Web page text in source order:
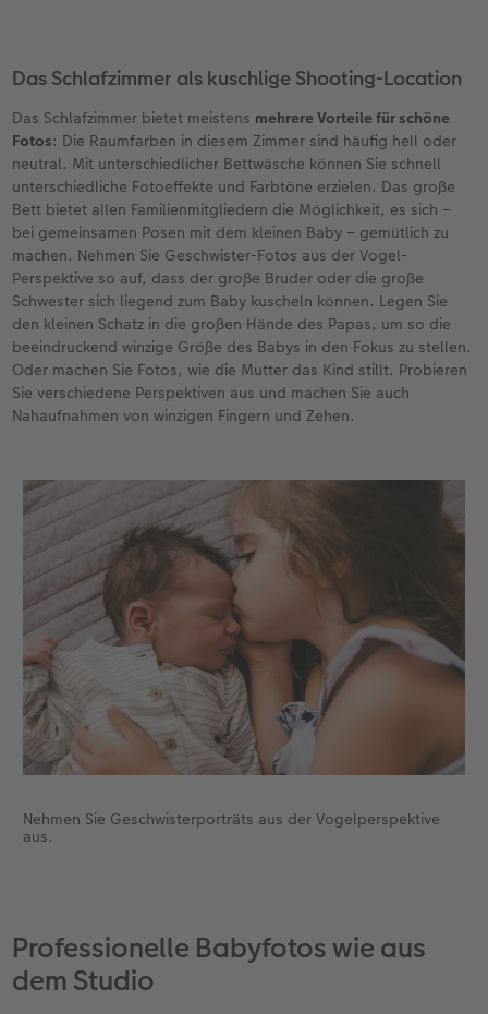
Das Schlafzimmer als kuschlige Shooting-Location
Das Schlafzimmer bietet meistens mehrere Vorteile für schöne
Fotos: Die Raumfarben in diesem Zimmer sind häufig hell oder
neutral. Mit unterschiedlicher Bettwäsche können Sie schnell
unterschiedliche Fotoeffekte und Farbtöne erzielen. Das große
Bett bietet allen Familienmitgliedern die Möglichkeit, es sich –
bei gemeinsamen Posen mit dem kleinen Baby – gemütlich zu
machen. Nehmen Sie Geschwister-Fotos aus der Vogel-
Perspektive so auf, dass der große Bruder oder die große
Schwester sich liegend zum Baby kuscheln können. Legen Sie
den kleinen Schatz in die großen Hände des Papas, um so die
beeindruckend winzige Größe des Babys in den Fokus zu stellen.
Oder machen Sie Fotos, wie die Mutter das Kind stillt. Probieren
Sie verschiedene Perspektiven aus und machen Sie auch
Nahaufnahmen von winzigen Fingern und Zehen.
Nehmen Sie Geschwisterporträts aus der Vogelperspektive
aus.
Professionelle Babyfotos wie aus
dem Studio